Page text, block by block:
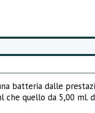
batteria dalle
che quello da 5,00 ml.